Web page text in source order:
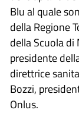
Blu al quale
della Regione
della Scuola di
presidente
direttrice
Bozzi,
Onlus.